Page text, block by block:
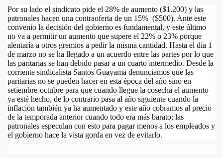
Por su lado el sindicato pide el 28% de aumento ($1.200) y las
patronales hacen una contraoferta de un 15% ($500). Ante este
convenio la decisión del gobierno es fundamental, y este último
no va a permitir un aumento que supere el 22% o 23% porque
alentaría a otros gremios a pedir la misma cantidad. Hasta el día 1
de marzo no se ha llegado a un acuerdo entre las partes por lo que
las paritarias se han debido pasar a un cuarto intermedio. Desde la
corriente sindicalista Santos Guayama denunciamos que las
paritarias no se pueden hacer en esta época del año sino en
setiembre-octubre para que cuando llegue la cosecha el aumento
ya esté hecho, de lo contrario pasa al año siguiente cuando la
inflación también ya ha aumentado y este año cobramos al precio
de la temporada anterior cuando todo era más barato; las
patronales especulan con esto para pagar menos a los empleados y
el gobierno hace la vista gorda en vez de evitarlo.